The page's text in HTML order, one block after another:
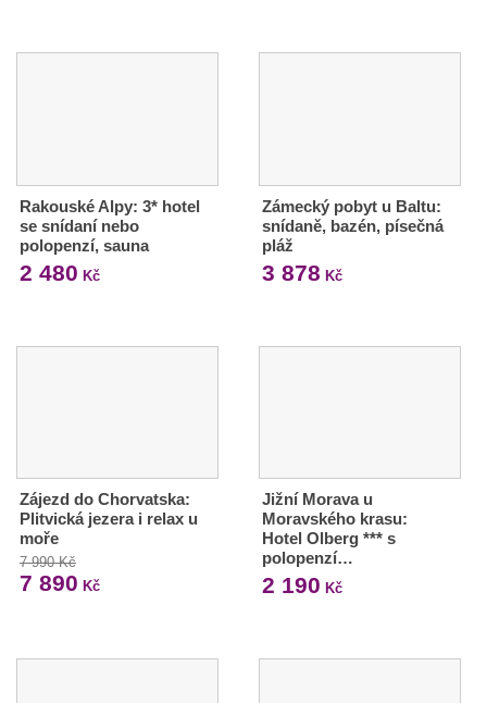
Rakouské Alpy: 3* hotel
se snídaní nebo
polopenzí, sauna
2 480 Kč
Zámecký pobyt u Baltu:
snídaně, bazén, písečná
pláž
3 878 Kč
Zájezd do Chorvatska:
Plitvická jezera i relax u
moře
7 990 Kč
7 890 Kč
Jižní Morava u
Moravského krasu:
Hotel Olberg *** s
polopenzí…
2 190 Kč